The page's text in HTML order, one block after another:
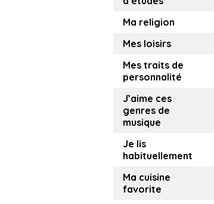
Ma religion
Mes loisirs
Mes traits de
personnalité
J’aime ces
genres de
musique
Je lis
habituellement
Ma cuisine
favorite